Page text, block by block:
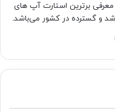
برترین استارت آپ های
و گسترده در کشور می‌باشد.